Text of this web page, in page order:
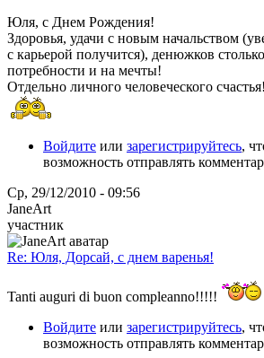
Юля, с Днем Рождения!
Здоровья, удачи с новым начальством
с карьерой получится), денюжков
потребности и на мечты!
Отдельно личного человеческого счастья!
Войдите или зарегистрируйтесь,
возможность отправлять
Ср, 29/12/2010 - 09:56
JaneArt
участник
Re: Юля, Дорсай, с днем варенья!
Tanti auguri di buon compleanno!!!!!
Войдите или зарегистрируйтесь,
возможность отправлять